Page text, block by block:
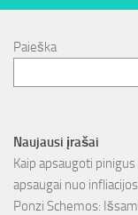
Paieška
Naujausi įrašai
Kaip apsaugoti
apsaugai nuo
Ponzi Schemos: